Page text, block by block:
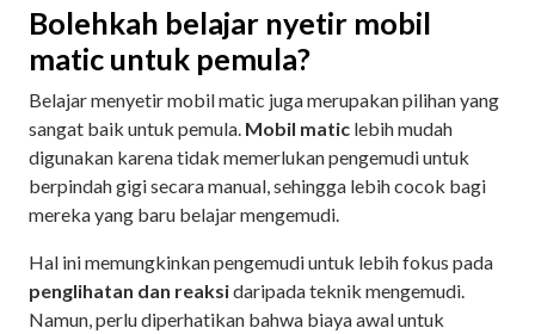
Bolehkah belajar nyetir mobil
matic untuk pemula?
Belajar menyetir mobil matic juga merupakan pilihan yang
sangat baik untuk pemula. Mobil matic lebih mudah
digunakan karena tidak memerlukan pengemudi untuk
berpindah gigi secara manual, sehingga lebih cocok bagi
mereka yang baru belajar mengemudi.
Hal ini memungkinkan pengemudi untuk lebih fokus pada
penglihatan dan reaksidaripada teknik mengemudi.
Namun, perlu diperhatikan bahwa biaya awal untuk